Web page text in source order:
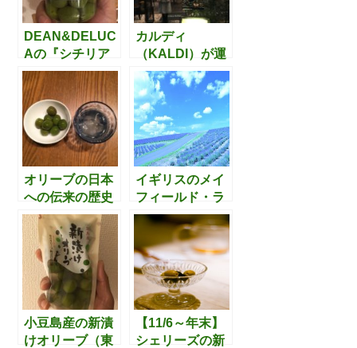
DEAN&DELUC
Aの『シチリア
産早摘みオリー
ブの塩水漬け』
を試食してみま
した。
カルディ
（KALDI）が運
営するレストラ
ン＆バー
『HAGARE 渋
谷店』へ行って
きました。ワイ
ン好きにはたま
らない場所か
も。
オリーブの日本
への伝来の歴史
に始まり、テー
ブルオリーブ市
場のあれこれに
ついて調べてみ
ました
イギリスのメイ
フィールド・ラ
ベンダー・ファ
ーム（Mayfield
Lavender Farm)
について
小豆島産の新漬
けオリーブ（東
【11/6～年末】
シェリーズの新